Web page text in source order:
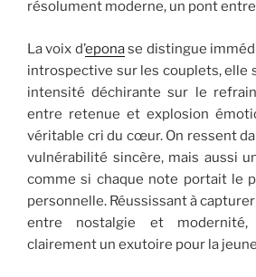
résolument moderne, un pont
La voix d’eponase distingue
introspective sur les couplets, elle
intensité déchirante sur le
entre retenue et explosion
véritable cri du cœur. On ressent
vulnérabilité sincère, mais aussi
comme si chaque note portait le
personnelle. Réussissant à
entre nostalgie et
clairement un exutoire pour la